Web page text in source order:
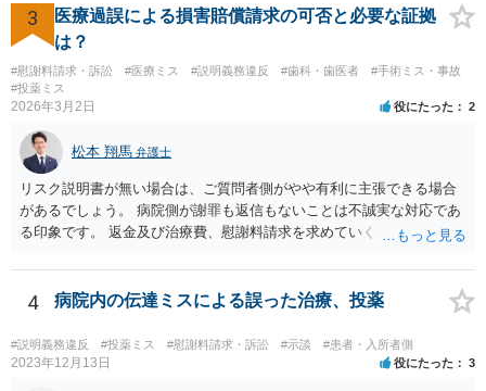
違法とは断じきれないですね。 あなたが罪になることは、まったくあ
りません。 やめるなら、２週間ルールにのっとってやめたほう がいい
でしょう。
3
医療過誤による損害賠償請求の可否と必要な証拠
は？
#慰謝料請求・訴訟 #医療ミス #説明義務違反 #歯科・歯医者
#手術ミス・事故
#投薬ミス
2026年3月2日 役にたった 2
松本 翔馬 弁護士
リスク説明書が無い場合は、ご質問者側がやや有利に主張できる場合
があるでしょう。 病院側が謝罪も返信もないことは不誠実な対応であ
る印象です。 返金及び治療費、慰謝料請求を求めていくことになるか
代理人として病院側との交渉窓口となることも方法の一つです。 ご自
身で内容証明を出される場合、書面にご質問者の不利になる事情を記
載した場合はそれ以降の交渉ハードルが上がってしまうため慎重に検
討されるとよいでしょう。
4 病院内の伝達ミスによる誤った治療、投薬
#説明義務違反 #投薬ミス #慰謝料請求・訴訟 #示談 #患者・入所者側
2023年12月13日 役にたった 3